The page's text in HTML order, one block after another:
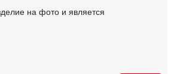
на фото и является